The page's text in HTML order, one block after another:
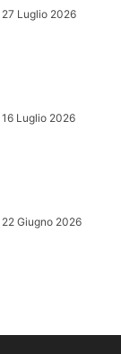
27 Luglio 2026
16 Luglio 2026
22 Giugno 2026